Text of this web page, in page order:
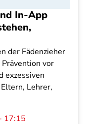
In-App
der Fädenzieher
vor
exzessiven
Lehrer,
17:15